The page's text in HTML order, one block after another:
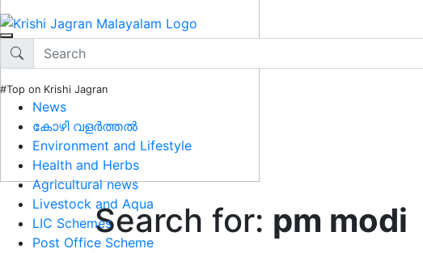
#Top on Krishi Jagran
News
കോഴി വളർത്തൽ
Environment and Lifestyle
Health and Herbs
Agricultural news
Livestock and Aqua
LIC Schemes
Post Office Scheme
Search for: pm modi